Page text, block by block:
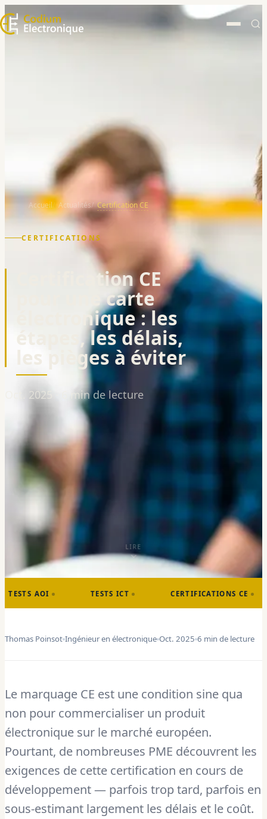
Accueil Actualités Certification CE
CERTIFICATIONS
Certification CE
pour une carte
électronique : les
étapes, les délais,
les pièges à éviter
Oct. 2025 · 6 min de lecture
LIRE
TESTS ICT CERTIFICATIONS CE
Thomas Poinsot Ingénieur en électronique Oct. 2025 6 min de lecture
Le marquage CE est une condition sine qua
non pour commercialiser un produit
électronique sur le marché européen.
Pourtant, de nombreuses PME découvrent les
exigences de cette certification en cours de
développement — parfois trop tard, parfois en
sous-estimant largement les délais et le coût.